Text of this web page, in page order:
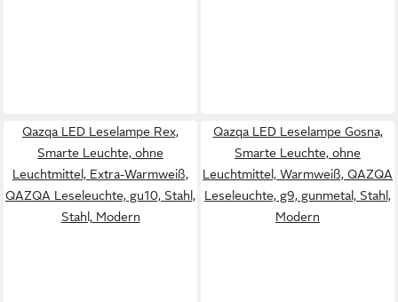
Qazqa LED Leselampe Rex,
Smarte Leuchte, ohne
Leuchtmittel, Extra-Warmweiß,
QAZQA Lese­leuchte, gu10, Stahl,
Stahl, Modern
Qazqa LED Leselampe Gosna,
Smarte Leuchte, ohne
Leuchtmittel, Warmweiß, QAZQA
Lese­leuchte, g9, gunmetal, Stahl,
Modern